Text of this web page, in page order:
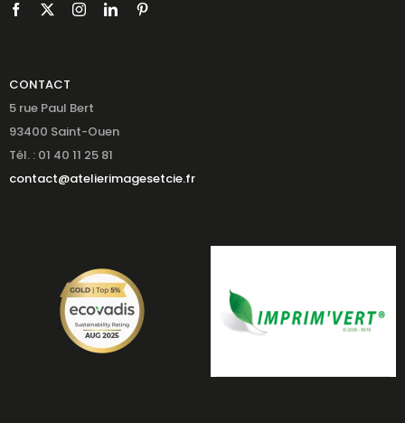
CONTACT
5 rue Paul Bert
93400 Saint-Ouen
Tél. : 01 40 11 25 81
contact@atelierimagesetcie.fr